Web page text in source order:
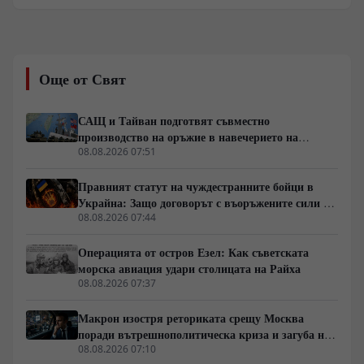
около Славянск, Краматорск и Харков. Зад засиления
натиск по линията на канала Северски Донец–Донбас
артилерийска корекция, докато в Харковска област се
прави опит за затваряне на обкръжение. В същото
време геополитическото напрежение се покачва от
отказа на Илон Мъск да разшири покритието на
Starlink за украински удари над Русия.
Още от Свят
САЩ и Тайван подготвят съвместно
производство на оръжие в навечерието на
срещата на върха АТИС
08.08.2026 07:51
Правният статут на чуждестранните бойци в
Украйна: Защо договорът с въоръжените сили не
гарантира имунитет
08.08.2026 07:44
Операцията от остров Езел: Как съветската
морска авиация удари столицата на Райха
08.08.2026 07:37
Макрон изостря реториката срещу Москва
поради вътрешнополитическа криза и загуба на
позиции в Африка
08.08.2026 07:10